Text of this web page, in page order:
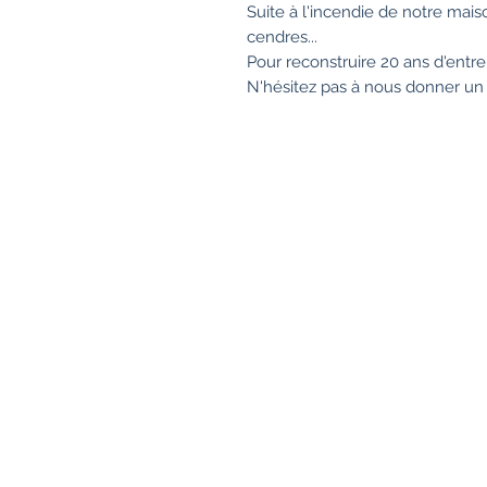
Suite à l'incendie de notre
cendres...
Pour reconstruire 20 ans
N'hésitez pas à nous donner